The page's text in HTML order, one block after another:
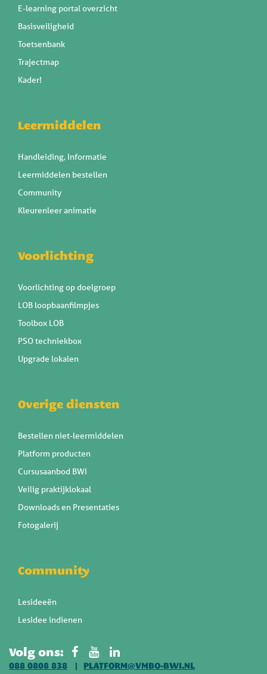
E-learning portal overzicht
Basisveiligheid
Toetsenbank
Trajectmap
Kader!
Leermiddelen
Handleiding, Informatie
Leermiddelen bestellen
Community
Kleurenleer animatie
Voorlichting
Voorlichting op doelgroep
LOB loopbaanfilmpjes
Toolbox LOB
PSO techniekbox
Upgrade lokalen
Overige diensten
Bestellen niet-leermiddelen
Platform producten
Cursusaanbod BWI
Veilig praktijklokaal
Downloads en Presentaties
Fotogalerij
Community
Lesideeën
Lesidee indienen
Volg ons:
088 0808 838
PLATFORM@VMBO-BWI.NL